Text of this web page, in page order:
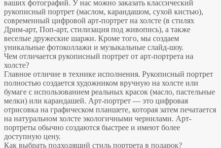
ваших фотографий. У нас можно заказать классический
рукописный портрет (маслом, карандашом, сухой кистью),
современный цифровой арт-портрет на холсте (в стилях
Дрим-арт, Поп-арт, стилизация под живопись), а также
веселые дружеские шаржи. Кроме того, мы создаем
уникальные фотоколлажи и музыкальные слайд-шоу.
Чем отличается рукописный портрет от арт-портрета на
холсте?
Главное отличие в технике исполнения. Рукописный портрет
полностью создается художником вручную на холсте или
бумаге с использованием реальных красок (масло, пастельные
мелки) или карандашей. Арт-портрет — это цифровая
отрисовка на графическом планшете, которая затем печатается
на натуральном холсте экологичными чернилами. Арт-
портреты обычно создаются быстрее и имеют более
доступную цену.
Как выбрать подходящий стиль портрета в подарок?